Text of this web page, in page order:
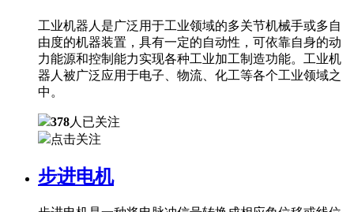
工业机器人是广泛用于工业领域的多关节机械手或多自
由度的机器装置，具有一定的自动性，可依靠自身的动
力能源和控制能力实现各种工业加工制造功能。工业机
器人被广泛应用于电子、物流、化工等各个工业领域之
中。
378人已关注
点击关注
步进电机